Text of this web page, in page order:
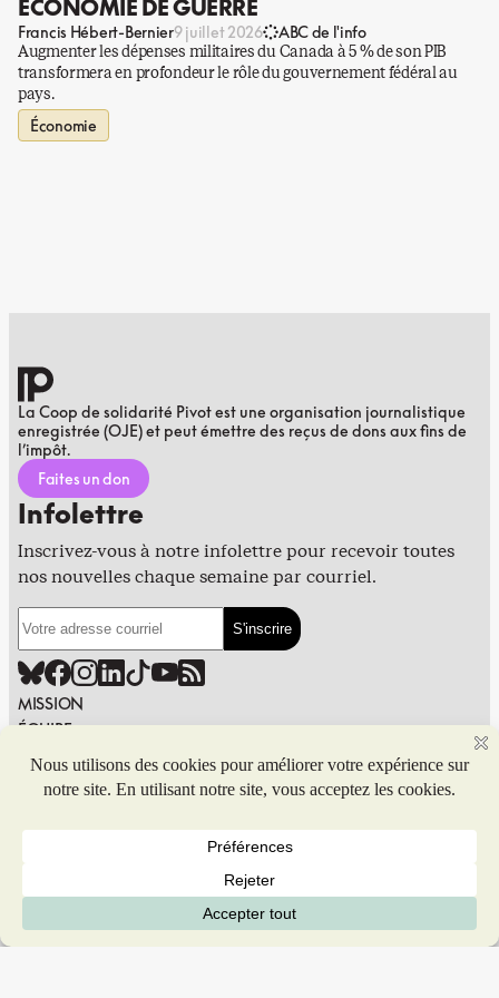
ÉCONOMIE DE GUERRE
Francis Hébert-Bernier9 juillet 2026 ABC de l'info
Augmenter les dépenses militaires du Canada à 5 % de son PIB
transformera en profondeur le rôle du gouvernement fédéral au
pays.
Économie
La Coop de solidarité Pivot est une organisation journalistique
enregistrée (OJE) et peut émettre des reçus de dons aux fins de
l’impôt.
Faites un don
Infolettre
Inscrivez-vous à notre infolettre pour recevoir toutes
nos nouvelles chaque semaine par courriel.
MISSION
ÉQUIPE
CONTRIBUER
POLITIQUE ÉDITORIALE
ANNONCER DANS PIVOT